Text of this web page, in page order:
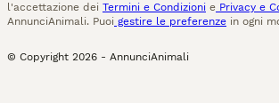
l'accettazione dei Termini e Condizioni e Privacy e
AnnunciAnimali. Puoi gestire le preferenze in ogni
© Copyright 2026 - AnnunciAnimali